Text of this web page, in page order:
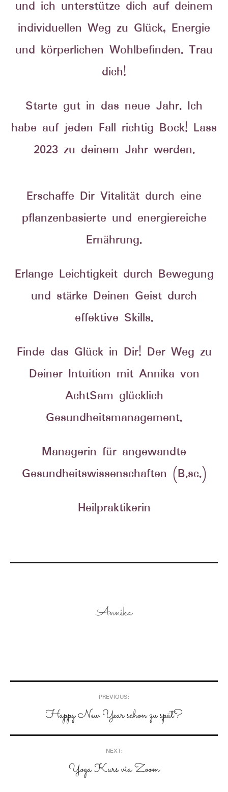
und ich unterstütze dich auf deinem
individuellen Weg zu Glück, Energie
und körperlichen Wohlbefinden. Trau
dich!
Starte gut in das neue Jahr. Ich
habe auf jeden Fall richtig Bock! Lass
2023 zu deinem Jahr werden.
Erschaffe Dir Vitalität durch eine
pflanzenbasierte und energiereiche
Ernährung.
Erlange Leichtigkeit durch Bewegung
und stärke Deinen Geist durch
effektive Skills.
Finde das Glück in Dir! Der Weg zu
Deiner Intuition mit Annika von
AchtSam glücklich
Gesundheitsmanagement.
Managerin für angewandte
Gesundheitswissenschaften (B.sc.)
Heilpraktikerin
Annika
navigation
PREVIOUS:
Happy New Year schon zu spät?
NEXT:
Yoga Kurs via Zoom